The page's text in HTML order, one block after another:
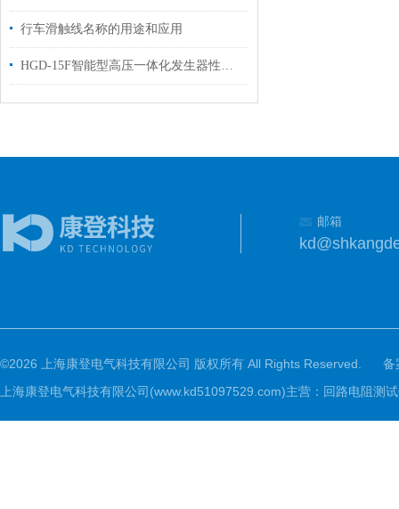
行车滑触线名称的用途和应用
HGD-15F智能型高压一体化发生器性能技术参数
邮箱
©2026 上海康登电气科技有限公司 版权所有 All Rights Reserved.
备
上海康登电气科技有限公司(www.kd51097529.com)主营：回路电阻